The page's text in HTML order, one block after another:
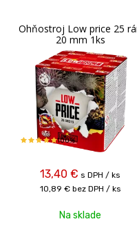
Ohňostroj Low price 25
20 mm 1ks
100%
13,40 € s DPH / ks
10,89 € bez DPH / ks
Na sklade